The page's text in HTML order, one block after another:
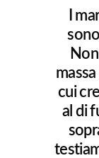
I
cui
al di